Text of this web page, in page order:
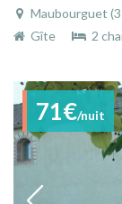
Maubourguet
Gîte
2
71€/nuit